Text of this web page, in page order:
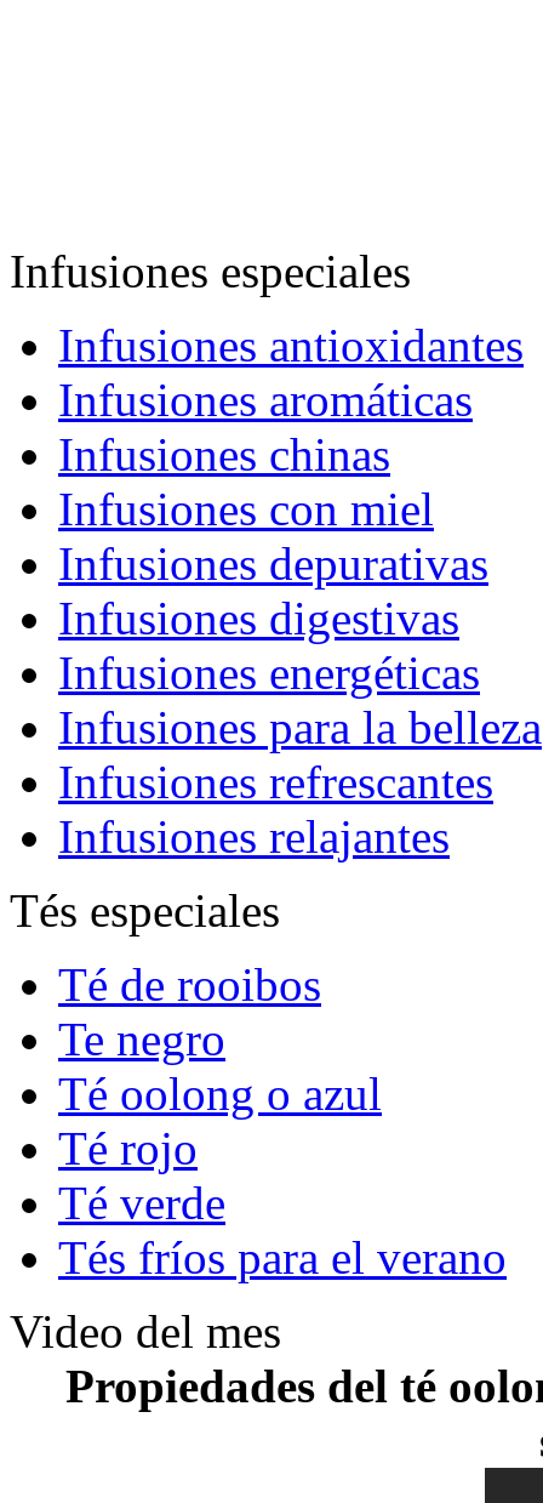
Infusiones especiales
Infusiones antioxidantes
Infusiones aromáticas
Infusiones chinas
Infusiones con miel
Infusiones depurativas
Infusiones digestivas
Infusiones energéticas
Infusiones para la belleza
Infusiones refrescantes
Infusiones relajantes
Tés especiales
Té de rooibos
Te negro
Té oolong o azul
Té rojo
Té verde
Tés fríos para el verano
Video del mes
Propiedades del té